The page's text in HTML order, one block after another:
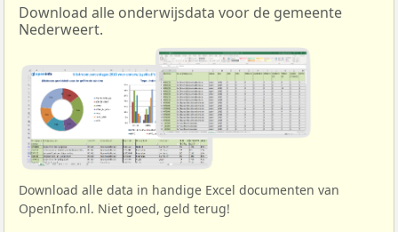
Download alle onderwijsdata voor de gemeente
Nederweert.
Download alle data in handige Excel documenten van
OpenInfo.nl. Niet goed, geld terug!